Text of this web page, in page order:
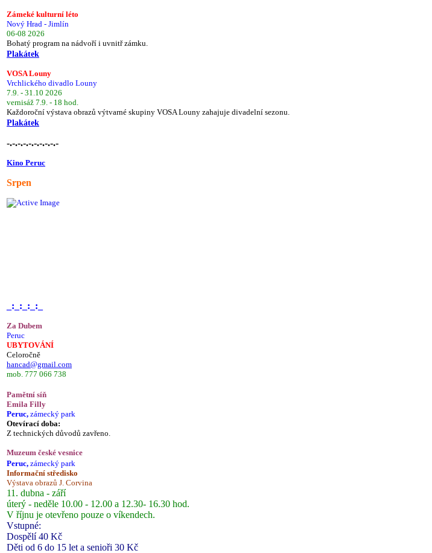
Zámeké kulturní léto
Nový Hrad - Jimlín
06-08 2026
Bohatý program na nádvoří i uvnitř zámku.
Plakátek
VOSA Louny
Vrchlického divadlo Louny
7.9. - 31.10 2026
vernisáž 7.9. - 18 hod.
Každoroční výstava obrazů výtvarné skupiny VOSA Louny zahajuje divadelní sezonu.
Plakátek
-.-.-.-.-.-.-.-.-.-
Kino Peruc
Srpen
_:_:_:_:_
Za Dubem
Peruc
UBYTOVÁNÍ
Celoročně
hancad@gmail.com
mob. 777 066 738
Pamětní síň
Emila Filly
Peruc, zámecký park
Otevírací doba:
Z technických důvodů zavřeno.
Muzeum české vesnice
Peruc, zámecký park
Informační středisko
Výstava obrazů J. Corvina
11. dubna - září
úterý - neděle 10.00 - 12.00 a 12.30- 16.30 hod.
V říjnu je otevřeno pouze o víkendech.
Vstupné:
Dospělí 40 Kč
Děti od 6 do 15 let a senioři 30 Kč